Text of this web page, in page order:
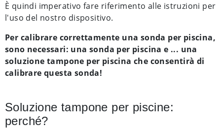
È quindi imperativo fare riferimento alle istruzioni per
l'uso del nostro dispositivo.
Per calibrare correttamente una sonda per piscina,
sono necessari: una sonda per piscina e ... una
soluzione tampone per piscina che consentirà di
calibrare questa sonda!
Soluzione tampone per piscine:
perché?